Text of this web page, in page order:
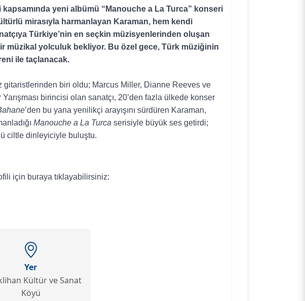
kapsamında yeni albümü “ Manouche a La Turca” konseri
mirasıyla harmanlayan Karaman, hem kendi
Türkiye’nin en seçkin müzisyenlerinden oluşan
müzikal yolculuk bekl iyor. Bu özel gece, Türk müziğinin
ile taçlanacak.
gitaristlerinden biri oldu; Marcus Miller, Dianne Reeves ve
Yarışması birincisi olan sanatçı, 20’den fazla ülkede konser
’den bu yana yenilikçi arayışını sürdüren Karaman,
Manouche a La Turca serisiyle büyük ses getirdi;
ciltle dinleyiciyle buluştu.
için buraya tıklayabilirsiniz:
Yer
Kültür ve Sanat
Köyü